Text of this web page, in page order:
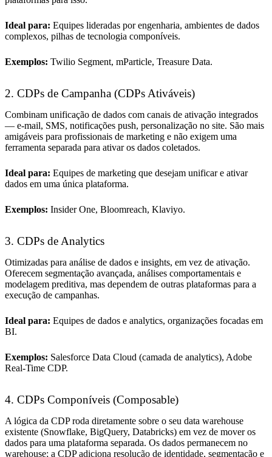
Ideal para: Equipes lideradas por engenharia, ambientes de dados
complexos, pilhas de tecnologia componíveis.
Exemplos: Twilio Segment, mParticle, Treasure Data.
2. CDPs de Campanha (CDPs Ativáveis)
Combinam unificação de dados com canais de ativação integrados
— e-mail, SMS, notificações push, personalização no site. São mais
amigáveis para profissionais de marketing e não exigem uma
ferramenta separada para ativar os dados coletados.
Ideal para: Equipes de marketing que desejam unificar e ativar
dados em uma única plataforma.
Exemplos: Insider One, Bloomreach, Klaviyo.
3. CDPs de Analytics
Otimizadas para análise de dados e insights, em vez de ativação.
Oferecem segmentação avançada, análises comportamentais e
modelagem preditiva, mas dependem de outras plataformas para a
execução de campanhas.
Ideal para: Equipes de dados e analytics, organizações focadas em
BI.
Exemplos: Salesforce Data Cloud (camada de analytics), Adobe
Real-Time CDP.
4. CDPs Componíveis (Composable)
A lógica da CDP roda diretamente sobre o seu data warehouse
existente (Snowflake, BigQuery, Databricks) em vez de mover os
dados para uma plataforma separada. Os dados permanecem no
warehouse; a CDP adiciona resolução de identidade, segmentação e